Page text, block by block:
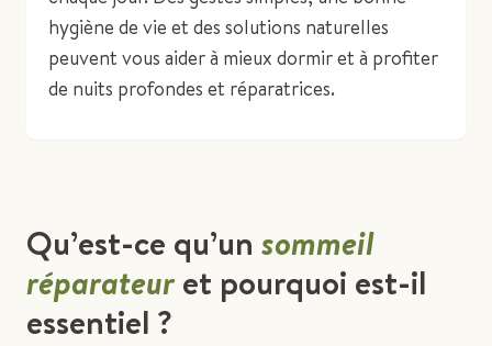
hygiène de vie et des solutions naturelles
peuvent vous aider à mieux dormir et à profiter
de nuits profondes et réparatrices.
Qu’est-ce qu’un sommeil
réparateuret pourquoi est-il
essentiel ?